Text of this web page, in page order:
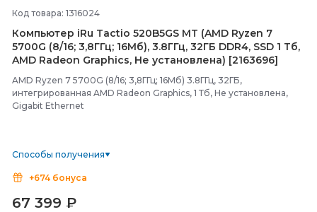
Код товара: 1316024
Компьютер iRu Tactio 520B5GS MT (AMD Ryzen 7
5700G (8/16; 3,8ГГц; 16Мб), 3.8ГГц, 32ГБ DDR4, SSD 1 Тб,
AMD Radeon Graphics, Не установлена) [2163696]
AMD Ryzen 7 5700G (8/16; 3,8ГГц; 16Мб) 3.8ГГц, 32ГБ,
интегрированная AMD Radeon Graphics, 1 Тб, Не установлена,
Gigabit Ethernet
Способы получения
+674 бонуса
67 399 ₽